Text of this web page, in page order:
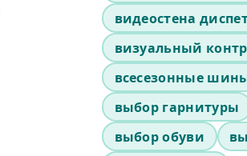
видеостена
визуальный
всесезонные
выбор гарнитуры
выбор обуви